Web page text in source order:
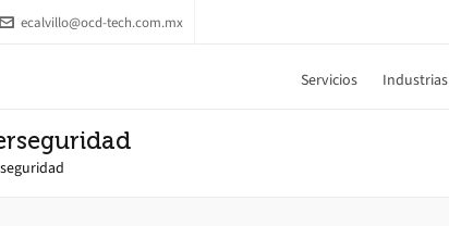
ecalvillo@ocd-tech.com.mx
Servicios Industrias